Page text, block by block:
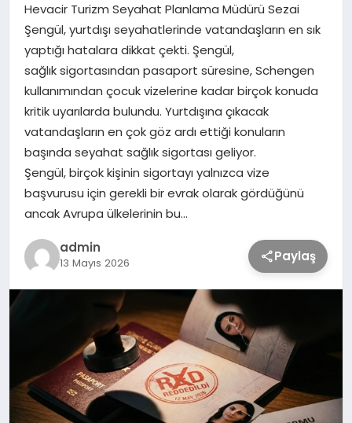
TEKNOLOJİ
SAĞLIK
MAGAZİN
EĞİTİM
Hevacir Turizm Seyahat Planlama Müdürü Sezai
Şengül, yurtdışı seyahatlerinde vatandaşların en sık
yaptığı hatalara dikkat çekti. Şengül,
sağlık sigortasından pasaport süresine, Schengen
kullanımından çocuk vizelerine kadar birçok konuda
kritik uyarılarda bulundu. Yurtdışına çıkacak
vatandaşların en çok göz ardı ettiği konuların
başında seyahat sağlık sigortası geliyor.
Şengül, birçok kişinin sigortayı yalnızca vize
başvurusu için gerekli bir evrak olarak gördüğünü
ancak Avrupa ülkelerinin bu…
admin
13 Mayıs 2026 Paylaş